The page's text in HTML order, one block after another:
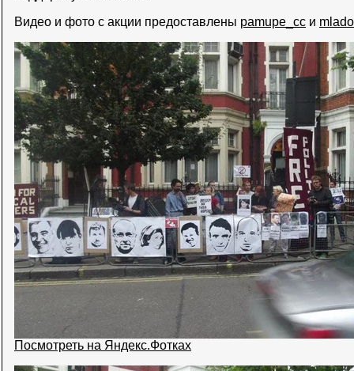
Видео и фото с акции предоставлены pamupe_cc и
Посмотреть на Яндекс.Фотках